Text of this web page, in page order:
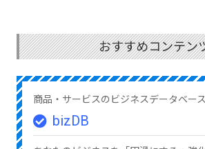
おすすめコンテン
商品・サービスのビジネスデータベース
bizDB